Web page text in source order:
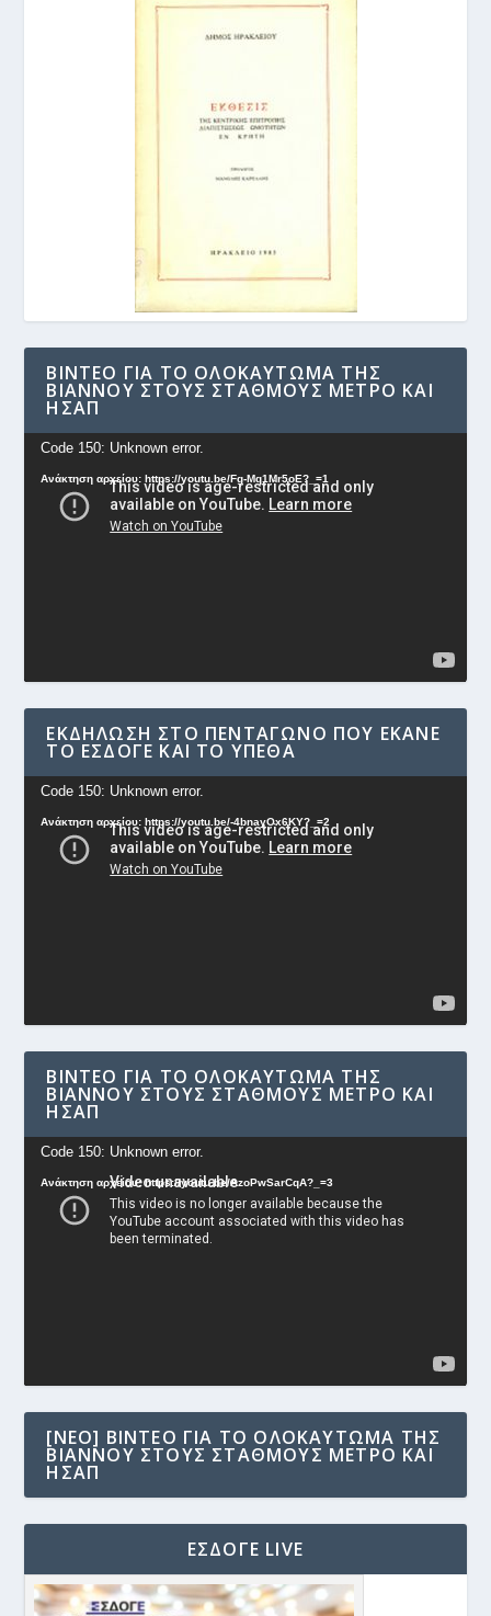
ΒΊΝΤΕΟ ΓΙΑ ΤΟ ΟΛΟΚΑΎΤΩΜΑ ΤΗΣ
ΒΙΆΝΝΟΥ ΣΤΟΥΣ ΣΤΑΘΜΟΎΣ ΜΕΤΡΟ ΚΑΙ
ΗΣΑΠ
Πρόγραμμα
Αναπαραγωγής
Βίντεο
Code 150: Unknown error.
Ανάκτηση αρχείου: https://youtu.be/Fg-Mq1Mr5oE?_=1
ΕΚΔΉΛΩΣΗ ΣΤΟ ΠΕΝΤΆΓΩΝΟ ΠΟΥ ΈΚΑΝΕ
ΤΟ ΕΣΔΟΓΕ ΚΑΙ ΤΟ ΥΠΕΘΑ
Πρόγραμμα
Αναπαραγωγής
Βίντεο
Code 150: Unknown error.
Ανάκτηση αρχείου: https://youtu.be/-4bnayOx6KY?_=2
ΒΊΝΤΕΟ ΓΙΑ ΤΟ ΟΛΟΚΑΎΤΩΜΑ ΤΗΣ
ΒΙΆΝΝΟΥ ΣΤΟΥΣ ΣΤΑΘΜΟΎΣ ΜΕΤΡΟ ΚΑΙ
ΗΣΑΠ
Πρόγραμμα
Αναπαραγωγής
Βίντεο
Code 150: Unknown error.
Ανάκτηση αρχείου: https://youtu.be/AzoPwSarCqA?_=3
[NEO] ΒΊΝΤΕΟ ΓΙΑ ΤΟ ΟΛΟΚΑΎΤΩΜΑ ΤΗΣ
ΒΙΆΝΝΟΥ ΣΤΟΥΣ ΣΤΑΘΜΟΎΣ ΜΕΤΡΟ ΚΑΙ
ΗΣΑΠ
ΕΣΔΟΓΕ LIVE